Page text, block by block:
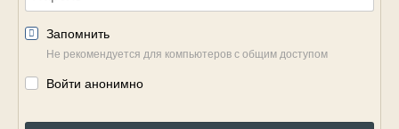
Запомнить
Не рекомендуется для компьютеров с общим доступом
Войти анонимно